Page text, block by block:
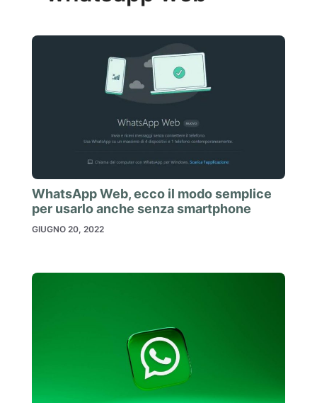
WhatsApp Web, ecco il modo semplice
per usarlo anche senza smartphone
GIUGNO 20, 2022